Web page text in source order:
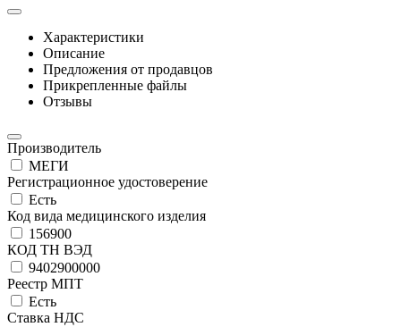
Характеристики
Описание
Предложения от продавцов
Прикрепленные файлы
Отзывы
Производитель
МЕГИ
Регистрационное удостоверение
Есть
Код вида медицинского изделия
156900
КОД ТН ВЭД
9402900000
Реестр МПТ
Есть
Ставка НДС